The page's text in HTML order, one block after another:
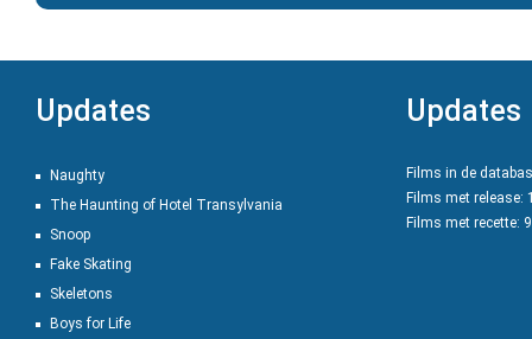
Updates
Naughty
The Haunting of Hotel Transylvania
Snoop
Fake Skating
Skeletons
Boys for Life
Updates
Films in de
Films met release:
Films met recette: